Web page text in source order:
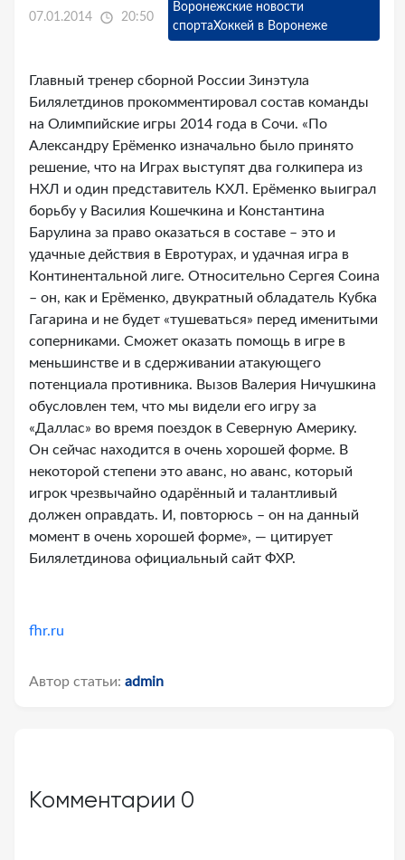
07.01.2014 20:50
Воронежские новости
спортаХоккей в Воронеже
Главный тренер сборной России Зинэтула
Билялетдинов прокомментировал состав команды
на Олимпийские игры 2014 года в Сочи. «По
Александру Ерёменко изначально было принято
решение, что на Играх выступят два голкипера из
НХЛ и один представитель КХЛ. Ерёменко выиграл
борьбу у Василия Кошечкина и Константина
Барулина за право оказаться в составе – это и
удачные действия в Евротурах, и удачная игра в
Континентальной лиге. Относительно Сергея Соина
– он, как и Ерёменко, двукратный обладатель Кубка
Гагарина и не будет «тушеваться» перед именитыми
соперниками. Сможет оказать помощь в игре в
меньшинстве и в сдерживании атакующего
потенциала противника. Вызов Валерия Ничушкина
обусловлен тем, что мы видели его игру за
«Даллас» во время поездок в Северную Америку.
Он сейчас находится в очень хорошей форме. В
некоторой степени это аванс, но аванс, который
игрок чрезвычайно одарённый и талантливый
должен оправдать. И, повторюсь – он на данный
момент в очень хорошей форме», — цитирует
Билялетдинова официальный сайт ФХР.
fhr.ru
Автор статьи: admin
Комментарии 0